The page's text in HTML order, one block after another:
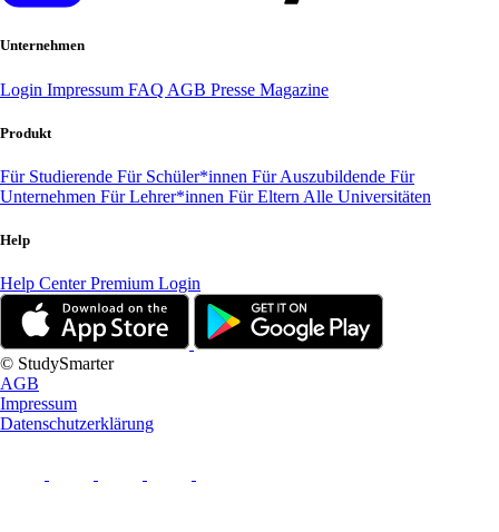
Unternehmen
Login Impressum FAQ AGB Presse Magazine
Produkt
Für Studierende Für Schüler*innen Für Auszubildende Für
Unternehmen Für Lehrer*innen Für Eltern Alle Universitäten
Help
Help CenterPremium Login
© StudySmarter
AGB
Impressum
Datenschutzerklärung